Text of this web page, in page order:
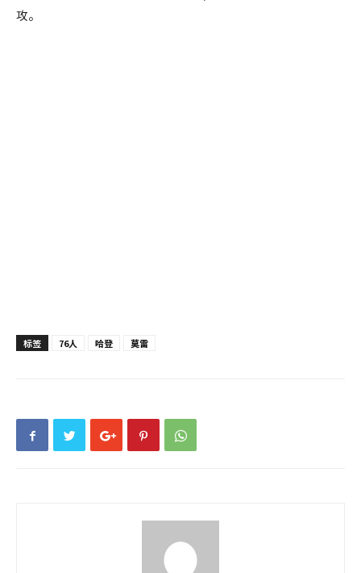
攻。
标签 76人 哈登 莫雷